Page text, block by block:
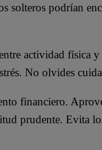
solteros podrían
actividad física y
No olvides
financiero.
prudente. Evita